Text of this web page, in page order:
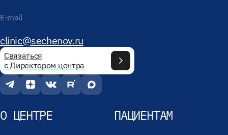
E-mail
clinic@sechenov.ru
Связаться
с Директором центра
О ЦЕНТРЕ ПАЦИЕНТАМ